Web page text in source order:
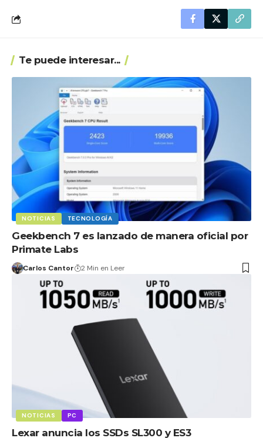
Te puede interesar...
NOTICIAS TECNOLOGÍA
Geekbench 7 es lanzado de manera oficial por
Primate Labs
Carlos Cantor 2 Min en Leer
NOTICIAS PC
Lexar anuncia los SSDs SL300 y ES3